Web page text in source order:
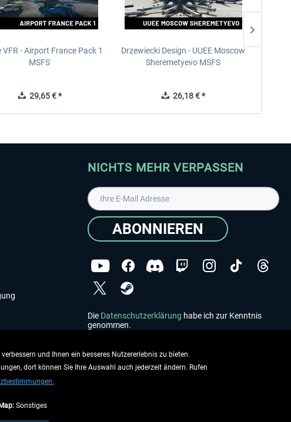
VFR - Airport France Pack 1
MSFS
29,65 € *
Drzewiecki Design - UUEE Moscow
Sheremetyevo MSFS
26,18 € *
NICHTS MEHR VERPASSEN
ABONNIEREN
Die Datenschutzerklärung habe ich zur Kenntnis
genommen.
und Ihnen ein besseres Nutzererlebnis zu bieten.
dort können Sie Ihre Auswahl auch jederzeit ändern. Rufen
Sonstiges